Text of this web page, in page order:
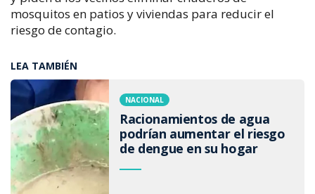
mosquitos en patios y viviendas para reducir el
riesgo de contagio.
LEA TAMBIÉN
NACIONAL
Racionamientos de agua
podrían aumentar el riesgo
de dengue en su hogar